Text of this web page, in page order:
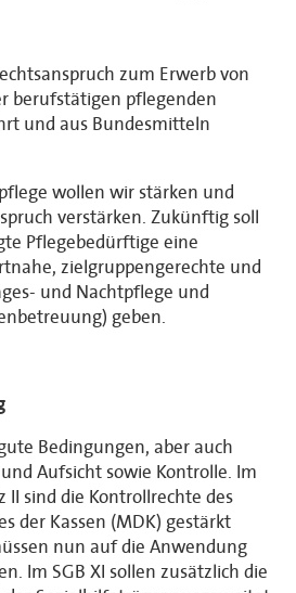
zum Erwerb von
berufstätigen pflegenden
und aus Bundesmitteln
wollen wir stärken und
verstärken. Zukünftig soll
Pflegebedürftige eine
zielgruppengerechte und
und Nachtpflege und
geben.
Bedingungen, aber auch
Aufsicht sowie Kontrolle. Im
II sind die Kontrollrechte des
der Kassen (MDK) gestärkt
nun auf die Anwendung
Im SGB XI sollen zusätzlich die